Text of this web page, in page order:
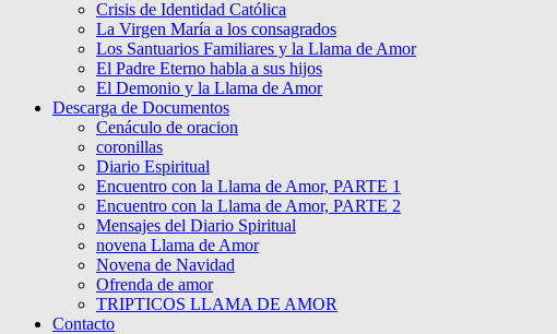
Crisis de Identidad Católica
La Virgen María a los consagrados
Los Santuarios Familiares y la Llama de Amor
El Padre Eterno habla a sus hijos
El Demonio y la Llama de Amor
Descarga de Documentos
Cenáculo de oracion
coronillas
Diario Espiritual
Encuentro con la Llama de Amor, PARTE 1
Encuentro con la Llama de Amor, PARTE 2
Mensajes del Diario Spiritual
novena Llama de Amor
Novena de Navidad
Ofrenda de amor
TRIPTICOS LLAMA DE AMOR
Contacto